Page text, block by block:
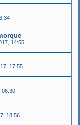
14:55
17:55
06:30
18:56